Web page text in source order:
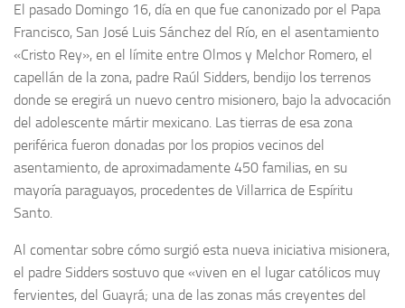
El pasado Domingo 16, día en que fue canonizado por el Papa
Francisco, San José Luis Sánchez del Río, en el asentamiento
«Cristo Rey», en el límite entre Olmos y Melchor Romero, el
capellán de la zona, padre Raúl Sidders, bendijo los terrenos
donde se eregirá un nuevo centro misionero, bajo la advocación
del adolescente mártir mexicano. Las tierras de esa zona
periférica fueron donadas por los propios vecinos del
asentamiento, de aproximadamente 450 familias, en su
mayoría paraguayos, procedentes de Villarrica de Espíritu
Santo.
Al comentar sobre cómo surgió esta nueva iniciativa misionera,
el padre Sidders sostuvo que «viven en el lugar católicos muy
fervientes, del Guayrá; una de las zonas más creyentes del